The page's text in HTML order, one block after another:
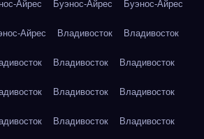
Айрес Буэнос-Айрес Буэнос-Айрес
Айрес Владивосток Владивосток
Владивосток Владивосток
Владивосток Владивосток
Владивосток Владивосток